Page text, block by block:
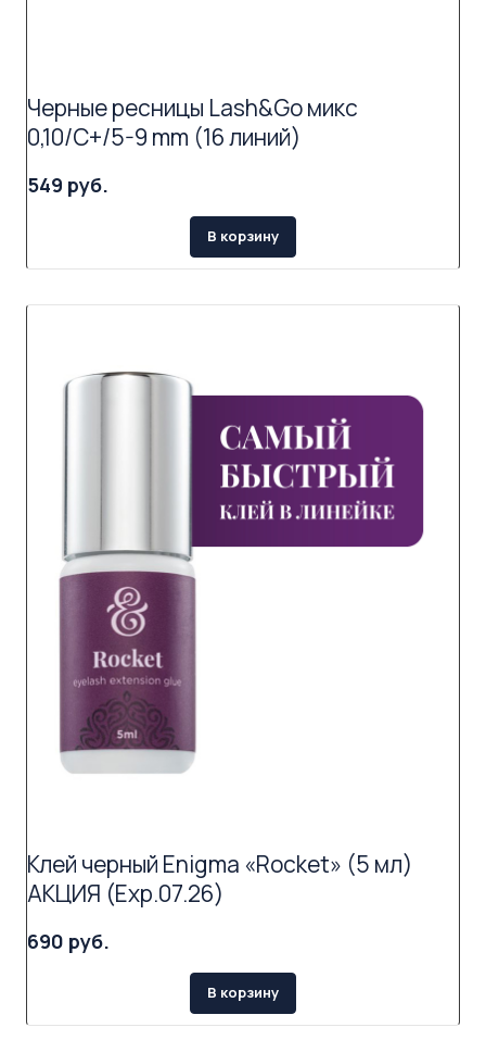
Черные ресницы Lash&Go микс
0,10/C+/5-9 mm (16 линий)
549 руб.
В корзину
Клей черный Enigma «Rocket» (5 мл)
АКЦИЯ (Exp.07.26)
690 руб.
В корзину